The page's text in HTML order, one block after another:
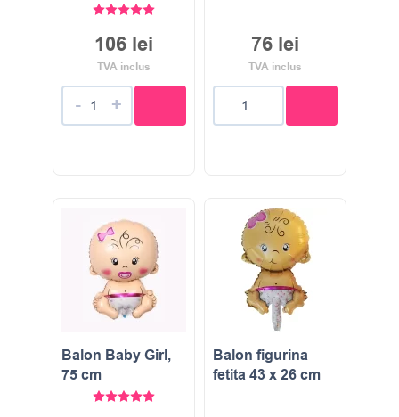
106 lei
TVA inclus
- +
76 lei
TVA inclus
Balon Baby Girl,
75 cm
Balon figurina
fetita 43 x 26 cm